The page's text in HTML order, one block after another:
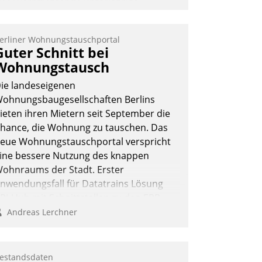
monatlichen Mitteilungen zum
und Wasserverbrauch gehen
vollständig und auf
über mehrere zuvor festgelegte
bei den
ein.
Nadja Hußmann
Wohnungstauschportal
Schnitt bei
landeseigenen
Berlins
ihren Mietern seit September die
die Wohnung zu tauschen. Das
Wohnungstauschportal verspricht
bessere Nutzung des knappen
der Stadt. Erster
für Datatrains Lösung
der Unternehmen.
Andreas Lerchner